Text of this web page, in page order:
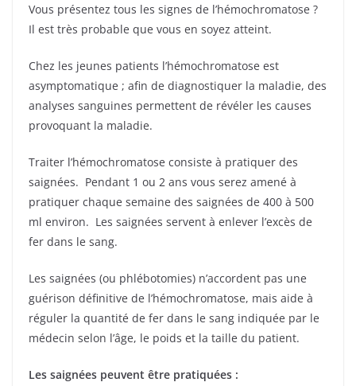
Vous présentez tous les signes de l’hémochromatose ?
Il est très probable que vous en soyez atteint.
Chez les jeunes patients l’hémochromatose est
asymptomatique ; afin de diagnostiquer la maladie, des
analyses sanguines permettent de révéler les causes
provoquant la maladie.
Traiter l’hémochromatose consiste à pratiquer des
saignées. Pendant 1 ou 2 ans vous serez amené à
pratiquer chaque semaine des saignées de 400 à 500
ml environ. Les saignées servent à enlever l’excès de
fer dans le sang.
Les saignées (ou phlébotomies) n’accordent pas une
guérison définitive de l’hémochromatose, mais aide à
réguler la quantité de fer dans le sang indiquée par le
médecin selon l’âge, le poids et la taille du patient.
Les saignées peuvent être pratiquées :